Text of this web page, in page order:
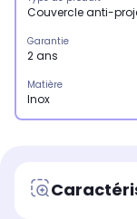
Couvercle anti-
Garantie
2 ans
Matière
Inox